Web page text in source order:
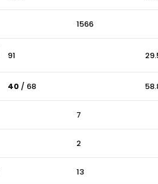
1566
91
40 / 68
7
2
13